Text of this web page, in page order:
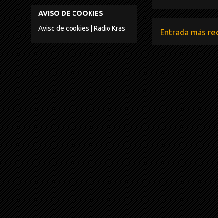
Entrada más
AVISO DE COOKIES
Aviso de cookies | Radio Kras